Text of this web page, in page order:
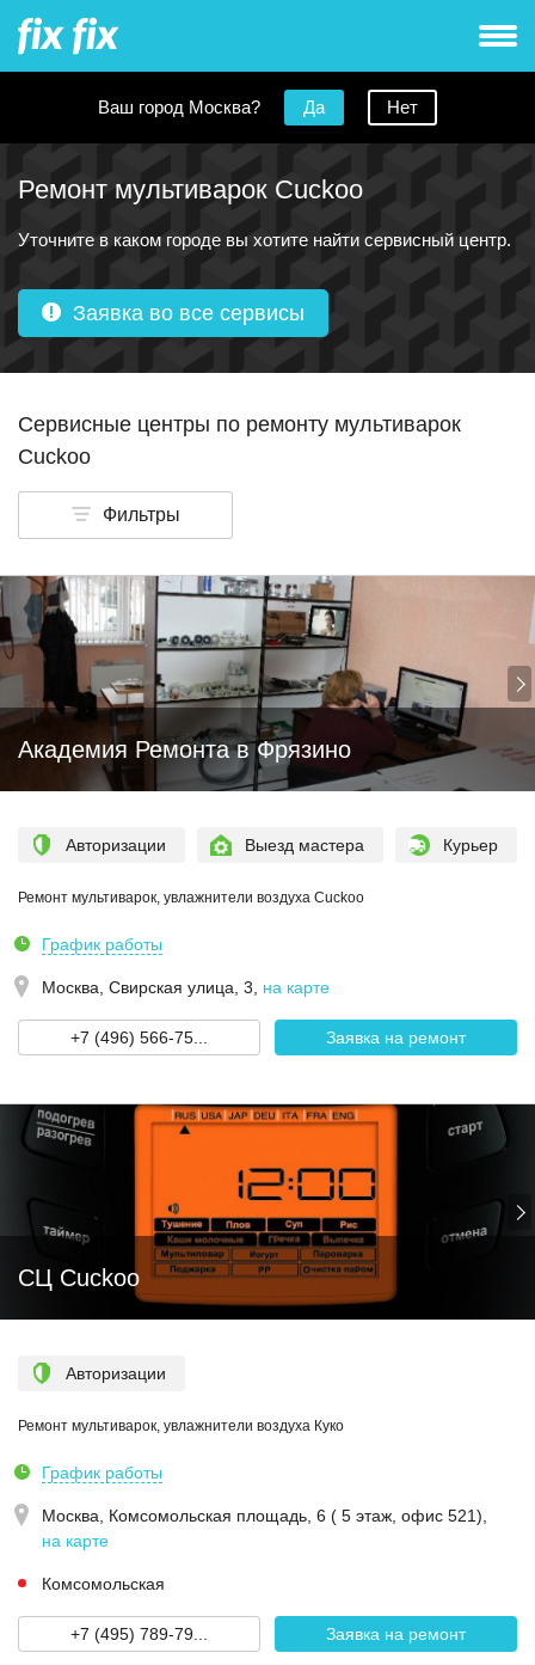
Ваш город Москва? Да Нет
Ремонт мультиварок Cuckoo
Уточните в каком городе вы хотите найти сервисный центр.
Заявка во все сервисы
Сервисные центры по ремонту мультиварок
Cuckoo
Фильтры
Академия Ремонта в Фрязино
Авторизации Выезд мастера Курьер
Ремонт мультиварок, увлажнители воздуха Cuckoo
График работы
Москва, Свирская улица, 3 на карте
+7 (496) 566-75... Заявка на ремонт
СЦ Cuckoo
Авторизации
Ремонт мультиварок, увлажнители воздуха Куко
График работы
Москва, Комсомольская площадь, 6 ( 5 этаж, офис 521)
на карте
Комсомольская
+7 (495) 789-79... Заявка на ремонт